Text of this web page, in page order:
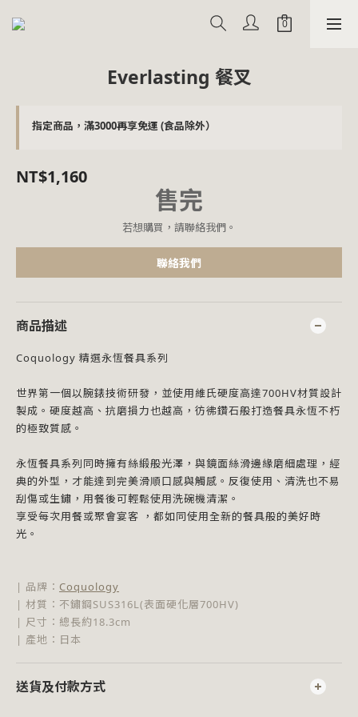
Everlasting 餐叉
指定商品，滿3000再享免運 (食品除外）
NT$1,160
售完
若想購買，請聯絡我們。
聯絡我們
商品描述
Coquology 精選永恆餐具系列
世界第一個以腕錶技術研發，並使用維氏硬度高達700HV材質設計
製成。硬度越高、抗磨損力也越高，彷彿鑽石般打造餐具永恆不朽
的極致質感。
永恆餐具系列同時擁有絲緞般光澤，與鏡面絲滑邊緣磨細處理，經
典的外型，才能達到完美滑順口感與觸感。反復使用、清洗也不易
刮傷或生鏽，用餐後可輕鬆使用洗碗機清潔。
享受每次用餐或聚會宴客 ，都如同使用全新的餐具般的美好時
光。
| 品牌 ： Coquology
| 材質：不鏽鋼SUS316L(表面硬化層700HV)
| 尺寸：總長約18.3cm
| 產地：日本
送貨及付款方式